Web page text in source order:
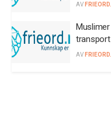
AV
transport
AV